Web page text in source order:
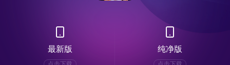
最新版 纯净版